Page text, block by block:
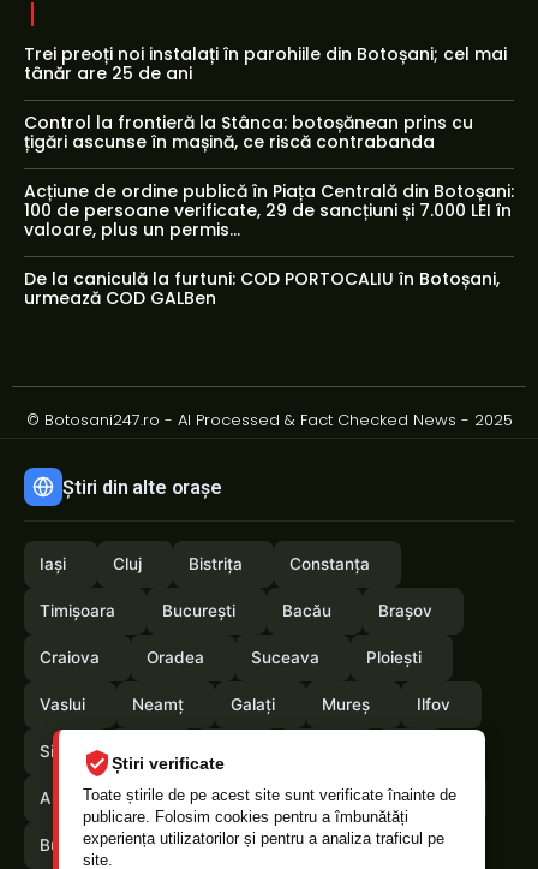
Știri verificate
Toate știrile de pe acest site sunt verificate înainte de
publicare. Folosim cookies pentru a îmbunătăți
experiența utilizatorilor și pentru a analiza traficul pe
site.
Trei preoți noi instalați în parohiile din Botoșani; cel mai
tânăr are 25 de ani
Control la frontieră la Stânca: botoșănean prins cu
țigări ascunse în mașină, ce riscă contrabanda
Acțiune de ordine publică în Piața Centrală din Botoșani:
100 de persoane verificate, 29 de sancțiuni și 7.000 LEI în
valoare, plus un permis...
De la caniculă la furtuni: COD PORTOCALIU în Botoșani,
urmează COD GALBen
© Botosani247.ro - AI Processed & Fact Checked News - 2025
Știri din alte orașe
Iași Cluj Bistrița Constanța
Timișoara București Bacău Brașov
Craiova Oradea Suceava Ploiești
Vaslui Neamț Galați Mureș Ilfov
Sibiu
Arges Maramures Vrancea Satumare
Buzau Braila Calarasi Caras-Severin